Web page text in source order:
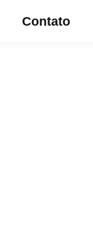
Contato